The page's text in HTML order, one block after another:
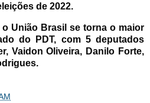
de 2022.
União Brasil se torna o maior
do PDT, com 5 deputados
Vaidon Oliveira, Danilo Forte,